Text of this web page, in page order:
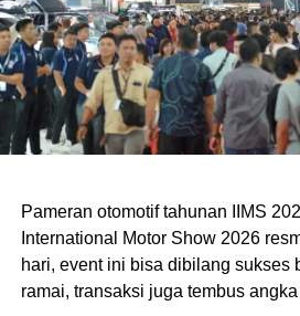
Pameran otomotif tahunan IIMS
International Motor Show 2026
hari, event ini bisa dibilang sukses
ramai, transaksi juga tembus